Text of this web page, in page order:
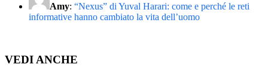
Amy: “Nexus” di Yuval Harari: come e perché le reti
informative hanno cambiato la vita dell’uomo
VEDI ANCHE